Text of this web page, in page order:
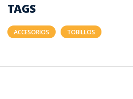
TAGS
ACCESORIOS TOBILLOS